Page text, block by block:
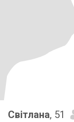
Світлана, 51